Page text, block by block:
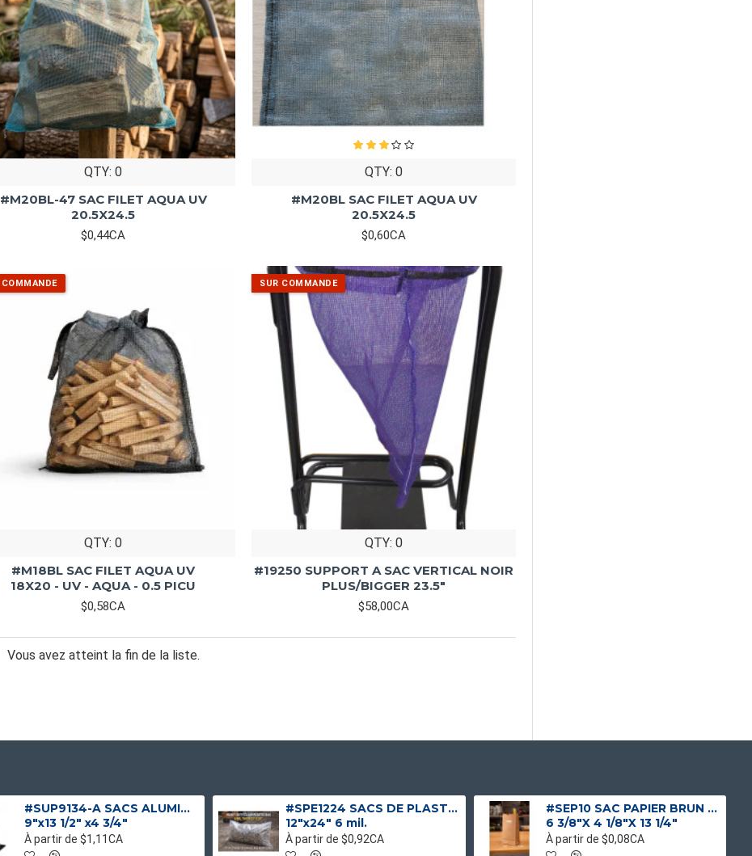
QTY: 0
#M20BL-47 SAC FILET AQUA UV
20.5X24.5
$0,44CA
QTY: 0
#M20BL SAC FILET AQUA UV
20.5X24.5
$0,60CA
QTY: 0
#M18BL SAC FILET AQUA UV
18X20 - UV - AQUA - 0.5 PICU
$0,58CA
QTY: 0
#19250 SUPPORT A SAC VERTICAL NOIR
PLUS/BIGGER 23.5"
$58,00CA
Vous avez atteint la fin de la liste.
#SUP9134-A SACS ALUMINIUM NOIR MAT DEBOUT
9"x13 1/2" x4 3/4"
À partir de $1,11CA
#SPE1224 SACS DE PLASTIQUE ROBUSTE INDUSTRIELS
12"x24" 6 mil.
À partir de $0,92CA
#SEP10 SAC PAPIER BRUN 1 PLI NO 10 SANS POIGNEE
6 3/8"X 4 1/8"X 13 1/4"
À partir de $0,08CA